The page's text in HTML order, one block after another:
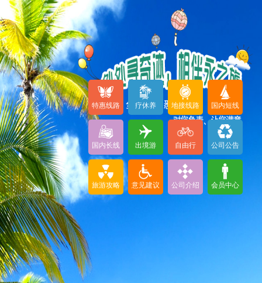
特惠线路 疗休养 地接线路 国内短线
国内长线 出境游 自由行 公司公告
旅游攻略 意见建议 公司介绍 会员中心